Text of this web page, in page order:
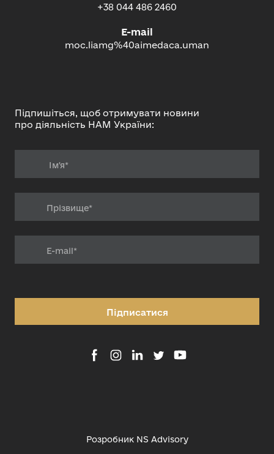
+38 044 486 2460
E-mail
moc.liamg%40aimedaca.uman
Підпишіться, щоб отримувати новини
про діяльність НАМ України:
Підписатися
Розробник NS Advisory